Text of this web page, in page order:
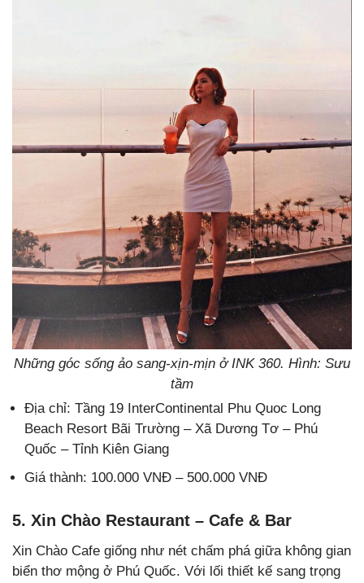
Những góc sống ảo sang-xịn-mịn ở INK 360. Hình: Sưu
tầm
Địa chỉ: Tầng 19 InterContinental Phu Quoc Long
Beach Resort Bãi Trường – Xã Dương Tơ – Phú
Quốc – Tỉnh Kiên Giang
Giá thành: 100.000 VNĐ – 500.000 VNĐ
5. Xin Chào Restaurant – Cafe & Bar
Xin Chào Cafe giống như nét chấm phá giữa không gian
biển thơ mộng ở Phú Quốc. Với lối thiết kế sang trọng